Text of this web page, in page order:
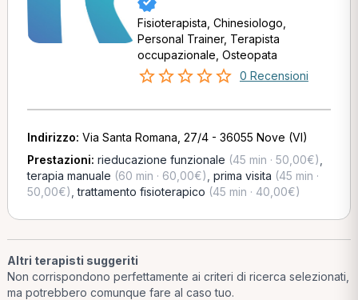
Fisioterapista, Chinesiologo,
Personal Trainer, Terapista
occupazionale, Osteopata
0 Recensioni
Indirizzo: Via Santa Romana, 27/4 - 36055 Nove (VI)
Prestazioni: rieducazione funzionale (45 min · 50,00€)
terapia manuale (60 min · 60,00€) prima visita (45 min ·
50,00€) ,trattamento fisioterapico (45 min · 40,00€)
Altri terapisti suggeriti
Non corrispondono perfettamente ai criteri di ricerca selezionati,
ma potrebbero comunque fare al caso tuo.